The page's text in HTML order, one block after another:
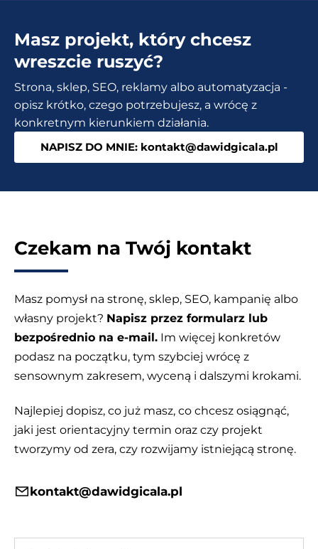
Czy
warto
agencję?
Masz projekt, który chcesz
wreszcie ruszyć?
Strona, sklep, SEO, reklamy albo automatyzacja -
opisz krótko, czego potrzebujesz, a wrócę z
konkretnym kierunkiem działania.
NAPISZ DO MNIE: kontakt@dawidgicala.pl
Czekam na Twój kontakt
Masz pomysł na stronę, sklep, SEO, kampanię albo
własny projekt? Napisz przez formularz lub
bezpośrednio na e-mail. Im więcej konkretów
podasz na początku, tym szybciej wrócę z
sensownym zakresem, wyceną i dalszymi krokami.
Najlepiej dopisz, co już masz, co chcesz osiągnąć,
jaki jest orientacyjny termin oraz czy projekt
tworzymy od zera, czy rozwijamy istniejącą stronę.
kontakt@dawidgicala.pl